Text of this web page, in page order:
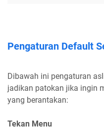
Pengaturan Default
Dibawah ini pengaturan
jadikan patokan jika ingin
yang berantakan:
Tekan Menu